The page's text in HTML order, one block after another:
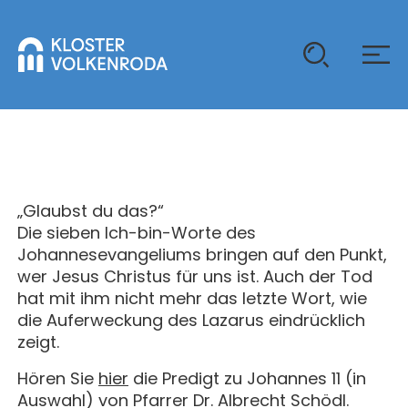
ÜBER UNS
KOMMUNITÄT
MITLEBEN
GELÄNDE
CHRISTUS-PAVILLON
GAST SEIN
EINZELGÄSTE
KLOSTER AUF ZEIT
JUGENDGRUPPEN
VERANSTALTUNGEN
KALENDER
GEBET & GOTTESDIENST
ÜBERNACHTEN
„Glaubst du das?“
Die sieben Ich-bin-Worte des
Johannesevangeliums bringen auf den Punkt,
wer Jesus Christus für uns ist. Auch der Tod
hat mit ihm nicht mehr das letzte Wort, wie
die Auferweckung des Lazarus eindrücklich
zeigt.
Hören Sie hier die Predigt zu Johannes 11 (in
Auswahl) von Pfarrer Dr. Albrecht Schödl.